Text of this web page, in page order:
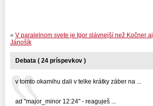
« V paralelnom svete je Igor slávnejší než Kočner aj
Jánošík
Debata ( 24 príspevkov )
v tomto okamihu dali v telke krátky záber na ...
ad "major_minor 12:24" - reaguješ ...